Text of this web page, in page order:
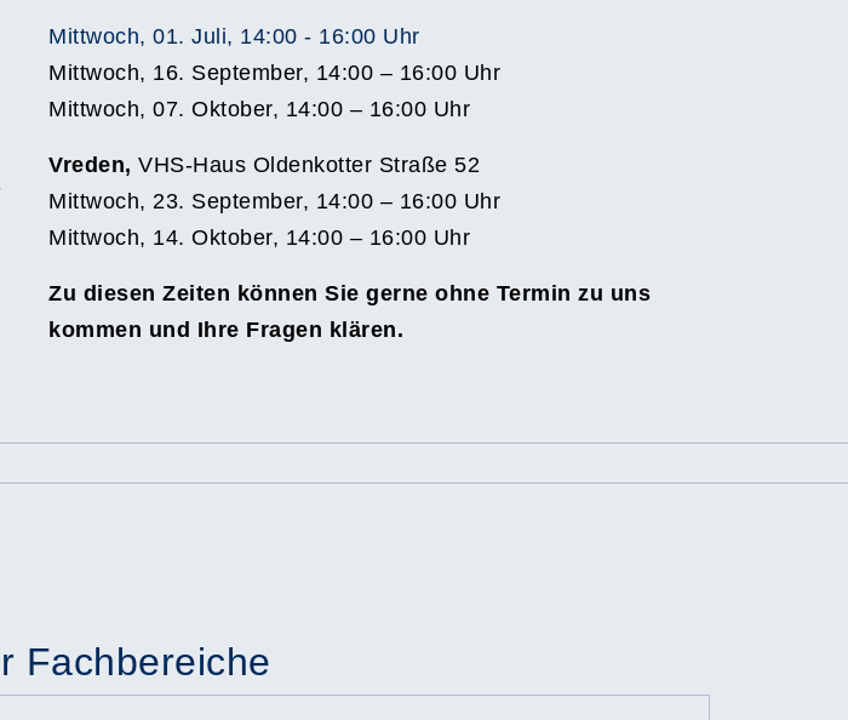
Mittwoch, 01. Juli, 14:00 - 16:00 Uhr
Mittwoch, 16. September, 14:00 – 16:00 Uhr
Mittwoch, 07. Oktober, 14:00 – 16:00 Uhr
Vreden, VHS-Haus Oldenkotter Straße 52
Mittwoch, 23. September, 14:00 – 16:00 Uhr
Mittwoch, 14. Oktober, 14:00 – 16:00 Uhr
Zu diesen Zeiten können Sie gerne ohne Termin zu uns
kommen und Ihre Fragen klären.
Fachbereiche